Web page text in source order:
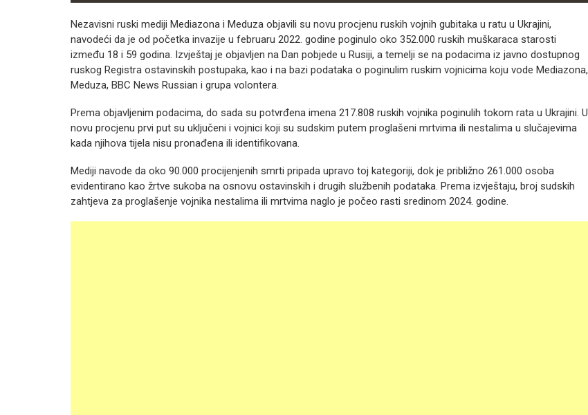
Nezavisni ruski mediji Mediazona i Meduza objavili su novu procjenu ruskih vojnih gubitaka u ratu u Ukrajini,
navodeći da je od početka invazije u februaru 2022. godine poginulo oko 352.000 ruskih muškaraca starosti
između 18 i 59 godina. Izvještaj je objavljen na Dan pobjede u Rusiji, a temelji se na podacima iz javno dostupnog
ruskog Registra ostavinskih postupaka, kao i na bazi podataka o poginulim ruskim vojnicima koju vode Mediazona,
Meduza, BBC News Russian i grupa volontera.
Prema objavljenim podacima, do sada su potvrđena imena 217.808 ruskih vojnika poginulih tokom rata u Ukrajini. U
novu procjenu prvi put su uključeni i vojnici koji su sudskim putem proglašeni mrtvima ili nestalima u slučajevima
kada njihova tijela nisu pronađena ili identifikovana.
Mediji navode da oko 90.000 procijenjenih smrti pripada upravo toj kategoriji, dok je približno 261.000 osoba
evidentirano kao žrtve sukoba na osnovu ostavinskih i drugih službenih podataka. Prema izvještaju, broj sudskih
zahtjeva za proglašenje vojnika nestalima ili mrtvima naglo je počeo rasti sredinom 2024. godine.